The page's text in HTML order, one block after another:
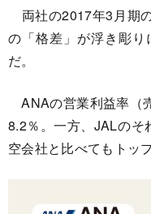
両社の2017年3月期
の「格差」が浮き彫
だ。
ANAの営業利益率（
8.2％。一方、JALのそ
空会社と比べてもトッ